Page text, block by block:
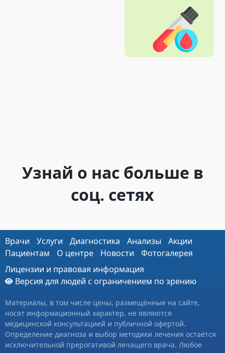
Узнай о нас больше в
соц. сетях
Врачи Услуги Диагностика Анализы
Акции
Пациентам
О центре Новости
Фотогалерея
Лицензии и правовая информация
Версия для людей с ограничением по зрению
Материалы, в том числе цены, размещённые на сайте,
носят информационный характер, не являются
медицинской консультацией и публичной офертой.
Определение диагноза и выбор методики лечения остаётся
исключительной прерогативой лечащего врача. Любое